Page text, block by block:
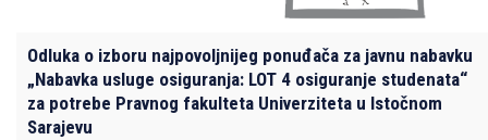
Odluka o izboru najpovoljnijeg ponuđača za javnu nabavku
„Nabavka usluge osiguranja: LOT 4 osiguranje studenata“
za potrebe Pravnog fakulteta Univerziteta u Istočnom
Sarajevu